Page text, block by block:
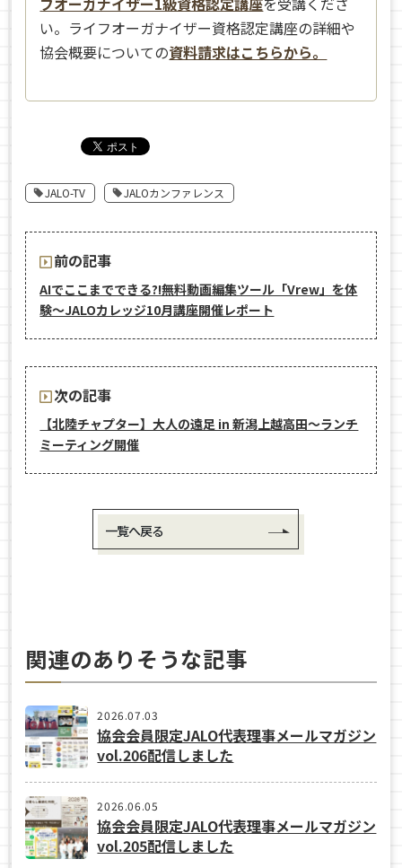
い。ライフオーガナイザー資格認定講座の詳細や
協会概要についての資料請求はこちらから。
JALO-TV JALOカンファレンス
前の記事
AIでここまでできる?!無料動画編集ツール「Vrew」を体
験〜JALOカレッジ10月講座開催レポート
次の記事
【北陸チャプター】大人の遠足 in 新潟上越高田～ランチ
ミーティング開催
一覧へ戻る
関連のありそうな記事
2026.07.03
協会会員限定JALO代表理事メールマガジン
vol.206配信しました
2026.06.05
協会会員限定JALO代表理事メールマガジン
vol.205配信しました